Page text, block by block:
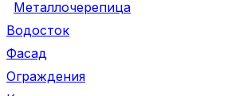
Металлочерепица
Водосток
Фасад
Ограждения